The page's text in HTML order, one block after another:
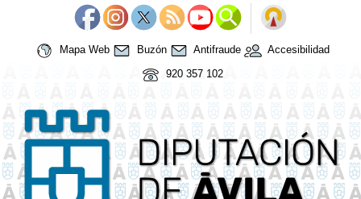
Mapa Web Buzón Antifraude
Accesibilidad
920 357 102